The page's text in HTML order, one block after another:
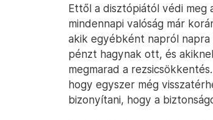
Ettől a disztópiától védi meg
mindennapi valóság már
akik egyébként napról
pénzt hagynak ott, és
megmarad a
hogy egyszer még
bizonyítani, hogy a